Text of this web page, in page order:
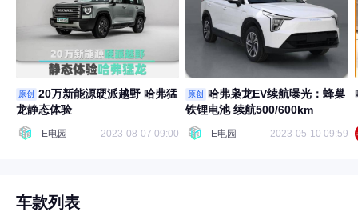
原创
20万新能源硬派越野 哈弗猛
龙静态体验
E电园 2023-08-07 09:00
原创
哈弗枭龙EV续航曝光：蜂巢
铁锂电池 续航500/600km
E电园 2023-05-10 09:59
车款列表